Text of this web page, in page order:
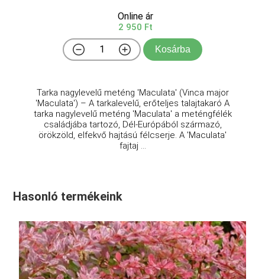
Online ár
2 950 Ft
Kosárba
Tarka nagylevelű meténg 'Maculata' (Vinca major
'Maculata') – A tarkalevelű, erőteljes talajtakaró A
tarka nagylevelű meténg 'Maculata' a meténgfélék
családjába tartozó, Dél-Európából származó,
örökzöld, elfekvő hajtású félcserje. A 'Maculata'
fajtaj ...
Hasonló termékeink